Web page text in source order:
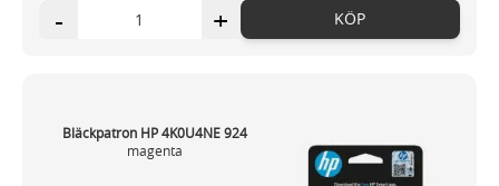
- + KÖP
Bläckpatron HP 4K0U4NE 924
magenta